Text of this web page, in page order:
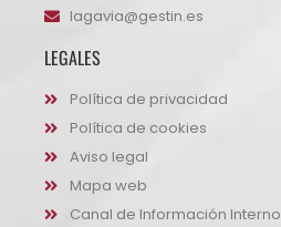
lagavia@gestin.es
LEGALES
Política de privacidad
Política de cookies
Aviso legal
Mapa web
Canal de Información Interno